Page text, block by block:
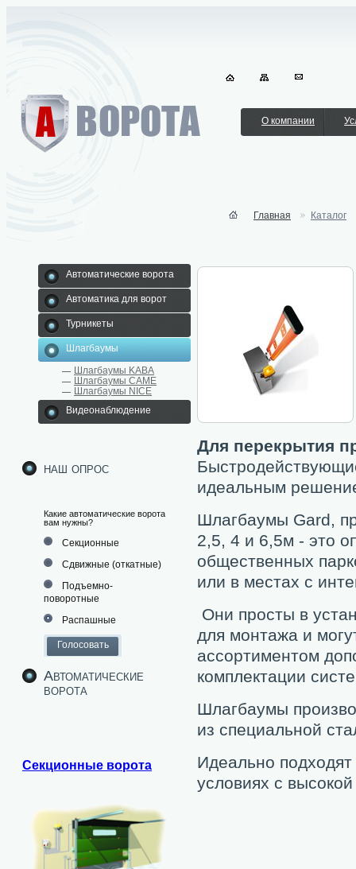
О компании
Автоматические ворота
Автоматика для ворот
Турникеты
Шлагбаумы
Шлагбаумы KABA
Шлагбаумы CAME
Шлагбаумы NICE
Видеонаблюдение
наш опрос
Какие автоматические ворота
вам нужны?
Секционные
Сдвижные (откатные)
Подъемно-
поворотные
Распашные
Автоматические
ворота
Секционные ворота
Главная Каталог
Для перекрытия
идеальным
Шлагбаумы Gard,
2,5, 4 и 6,5м - это
общественных
или в местах с
Они просты в
для монтажа и
ассортиментом
комплектации
Шлагбаумы
из специальной
Идеально
условиях с